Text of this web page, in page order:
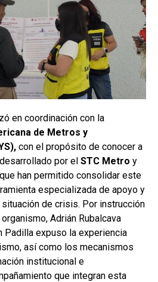
en coordinación con la
de Metros y
con el propósito de conocer a
por el STC Metro y
han permitido consolidar este
especializada de apoyo y
de crisis. Por instrucción
Adrián Rubalcava
Padilla expuso la experiencia
así como los mecanismos
institucional e
que integran esta